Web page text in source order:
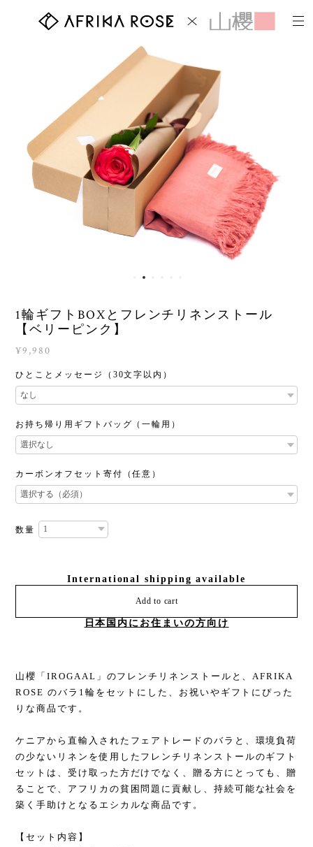
1輪ギフトBOXとフレンチリネンストール
【ベリーピンク】
¥9,980
ひとことメッセージ（30文字以内）
お持ち帰り用ギフトバッグ（一輪用）
カーボンオフセット寄付（任意）
数量
International shipping available
Add to cart
日本国内にお住まいの方向け
山櫻「IROGAAL」のフレンチリネンストールと、AFRIKA
ROSE のバラ1輪をセットにした、お祝いやギフトにぴった
りな商品です。
ケニアから直輸入されたフェアトレードのバラと、環境負荷
の少ないリネンを使用したフレンチリネンストールのギフト
セットは、受け取った方だけでなく、贈る方にとっても、贈
ることで、アフリカの貧困問題に貢献し、持続可能な社会を
築く手助けとなるエシカルな商品です。
【セット内容】